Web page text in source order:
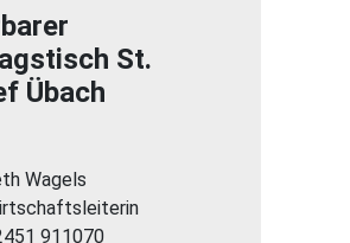
St.
Übach
Wagels
911070